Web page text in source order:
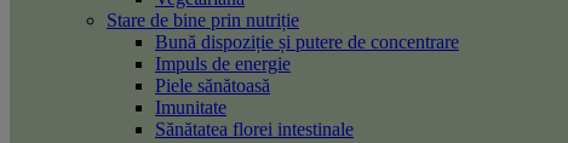
Stare de bine prin nutriție
Bună dispoziție și putere de concentrare
Impuls de energie
Piele sănătoasă
Imunitate
Sănătatea florei intestinale